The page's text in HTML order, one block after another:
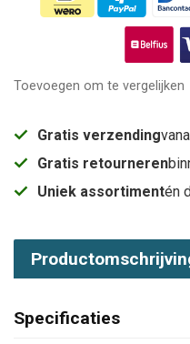
Toevoegen om te vergelijken
Gratis verzending
Gratis retourneren
Uniek assortimentén
Specificaties